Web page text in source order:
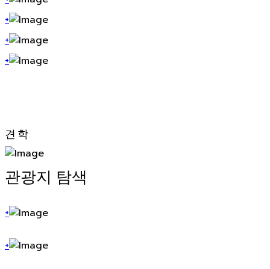
+
+
+
견학
관광지 탐색
+
+